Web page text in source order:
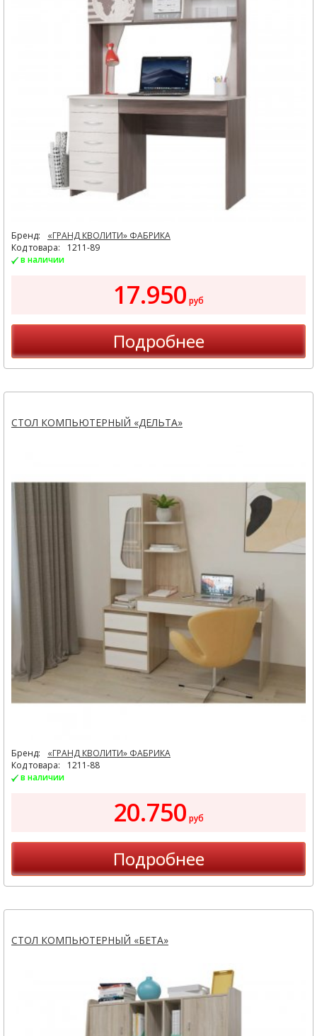
Бренд:
«ГРАНД КВОЛИТИ» ФАБРИКА
Код товара:
1211-89
в наличии
17.950 руб
Подробнее
СТОЛ КОМПЬЮТЕРНЫЙ «ДЕЛЬТА»
Бренд:
«ГРАНД КВОЛИТИ» ФАБРИКА
Код товара:
1211-88
в наличии
20.750 руб
Подробнее
СТОЛ КОМПЬЮТЕРНЫЙ «БЕТА»